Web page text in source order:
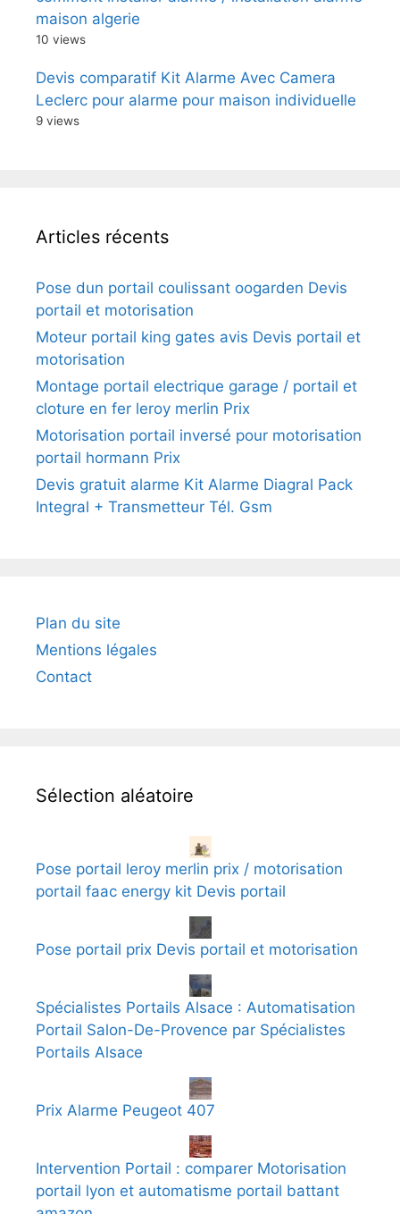
maison algerie
10 views
Devis comparatif Kit Alarme Avec Camera
Leclerc pour alarme pour maison individuelle
9 views
Articles récents
Pose dun portail coulissant oogarden Devis
portail et motorisation
Moteur portail king gates avis Devis portail et
motorisation
Montage portail electrique garage / portail et
cloture en fer leroy merlin Prix
Motorisation portail inversé pour motorisation
portail hormann Prix
Devis gratuit alarme Kit Alarme Diagral Pack
Integral + Transmetteur Tél. Gsm
Plan du site
Mentions légales
Contact
Sélection aléatoire
Pose portail leroy merlin prix / motorisation
portail faac energy kit Devis portail
Pose portail prix Devis portail et motorisation
Spécialistes Portails Alsace : Automatisation
Portail Salon-De-Provence par Spécialistes
Portails Alsace
Prix Alarme Peugeot 407
Intervention Portail : comparer Motorisation
portail lyon et automatisme portail battant